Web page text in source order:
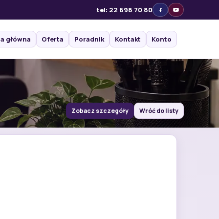
tel: 22 698 70 80
główna Oferta Poradnik Kontakt Konto
Zobacz szczegóły Wróć do listy